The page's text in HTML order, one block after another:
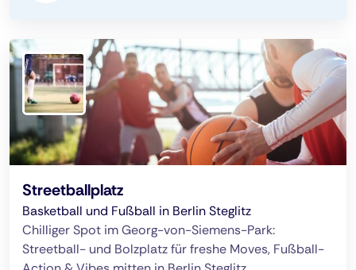
Streetballplatz
Basketball und Fußball in Berlin Steglitz
Chilliger Spot im Georg-von-Siemens-Park:
Streetball- und Bolzplatz für freshe Moves, Fußball-